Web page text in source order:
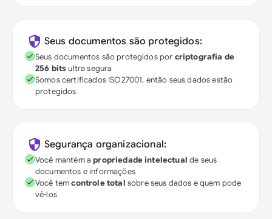
Seus documentos são protegidos:
Seus documentos são protegidos por criptografia de
256 bitsultra segura
Somos certificados ISO27001, então seus dados estão
protegidos
Segurança organizacional:
Você mantém apropriedade intelectual de seus
documentos e informações
Você temcontrole total sobre seus dados e quem pode
vê-los